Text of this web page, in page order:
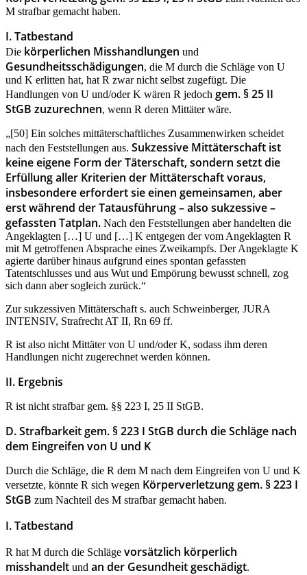
M strafbar gemacht haben.
I. Tatbestand
Die körperlichen Misshandlungen und
Gesundheitsschädigungen, die M durch die Schläge von U
und K erlitten hat, hat R zwar nicht selbst zugefügt. Die
Handlungen von U und/oder K wären R jedoch gem. § 25 II
StGB zuzurechnen, wenn R deren Mittäter wäre.
„[50] Ein solches mittäterschaftliches Zusammenwirken scheidet
nach den Feststellungen aus. Sukzessive Mittäterschaft ist
keine eigene Form der Täterschaft, sondern setzt die
Erfüllung aller Kriterien der Mittäterschaft voraus,
insbesondere erfordert sie einen gemeinsamen, aber
erst während der Tatausführung – also sukzessive –
gefassten Tatplan. Nach den Feststellungen aber handelten die
Angeklagten […] U und […] K entgegen der vom Angeklagten R
mit M getroffenen Absprache eines Zweikampfs. Der Angeklagte K
agierte darüber hinaus aufgrund eines spontan gefassten
Tatentschlusses und aus Wut und Empörung bewusst schnell, zog
sich dann aber sogleich zurück.“
Zur sukzessiven Mittäterschaft s. auch Schweinberger, JURA
INTENSIV, Strafrecht AT II, Rn 69 ff.
R ist also nicht Mittäter von U und/oder K, sodass ihm deren
Handlungen nicht zugerechnet werden können.
II. Ergebnis
R ist nicht strafbar gem. §§ 223 I, 25 II StGB.
D. Strafbarkeit gem. § 223 I StGB durch die Schläge nach
dem Eingreifen von U und K
Durch die Schläge, die R dem M nach dem Eingreifen von U und K
versetzte, könnte R sich wegen Körperverletzung gem. § 223 I
StGB zum Nachteil des M strafbar gemacht haben.
I. Tatbestand
R hat M durch die Schläge vorsätzlich körperlich
misshandelt und an der Gesundheit geschädigt.